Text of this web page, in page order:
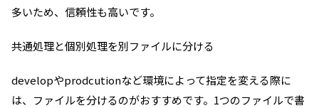
多いため、信頼性も高いです。
共通処理と個別処理を別ファイルに分ける
developやprodcutionなど環境によって指定を変える際に
は、ファイルを分けるのがおすすめです。1つのファイルで書